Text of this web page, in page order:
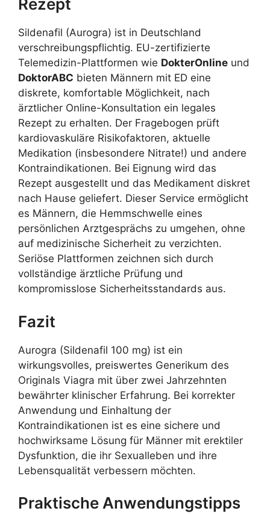
Rezept
Sildenafil (Aurogra) ist in Deutschland
verschreibungspflichtig. EU-zertifizierte
Telemedizin-Plattformen wie DokterOnline und
DoktorABC bieten Männern mit ED eine
diskrete, komfortable Möglichkeit, nach
ärztlicher Online-Konsultation ein legales
Rezept zu erhalten. Der Fragebogen prüft
kardiovaskuläre Risikofaktoren, aktuelle
Medikation (insbesondere Nitrate!) und andere
Kontraindikationen. Bei Eignung wird das
Rezept ausgestellt und das Medikament diskret
nach Hause geliefert. Dieser Service ermöglicht
es Männern, die Hemmschwelle eines
persönlichen Arztgesprächs zu umgehen, ohne
auf medizinische Sicherheit zu verzichten.
Seriöse Plattformen zeichnen sich durch
vollständige ärztliche Prüfung und
kompromisslose Sicherheitsstandards aus.
Fazit
Aurogra (Sildenafil 100 mg) ist ein
wirkungsvolles, preiswertes Generikum des
Originals Viagra mit über zwei Jahrzehnten
bewährter klinischer Erfahrung. Bei korrekter
Anwendung und Einhaltung der
Kontraindikationen ist es eine sichere und
hochwirksame Lösung für Männer mit erektiler
Dysfunktion, die ihr Sexualleben und ihre
Lebensqualität verbessern möchten.
Praktische Anwendungstipps